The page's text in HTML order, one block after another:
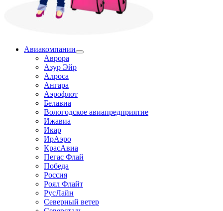
Авиакомпании
Аврора
Азур Эйр
Алроса
Ангара
Аэрофлот
Белавиа
Вологодское авиапредприятие
Ижавиа
Икар
ИрАэро
КрасАвиа
Пегас Флай
Победа
Россия
Роял Флайт
РусЛайн
Северный ветер